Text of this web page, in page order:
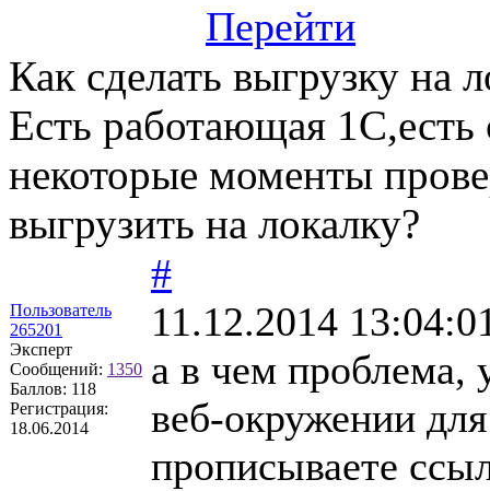
Перейти
Как сделать выгрузку на
Есть работающая 1С,есть
некоторые моменты
выгрузить на локалку?
Пользователь
265201
Эксперт
Сообщений: 1350
Баллов: 118
Регистрация:
18.06.2014
#
11.12.2014
а в чем проблема,
веб-окружении
прописываете